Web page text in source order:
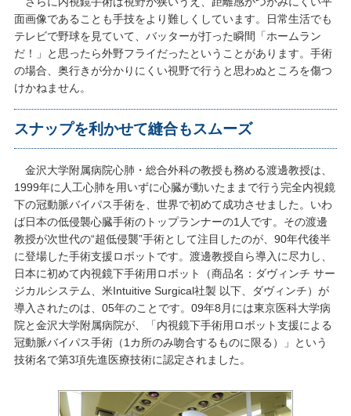
面画像であることも手技をより難しくしています。日常生活でも
テレビで野球を見ていて、バッターが打った瞬間「ホームラン
だ！」と思ったら外野フライだったということがあります。手術
の場合、奥行きが分かりにくい視野で行うと思わぬところを傷つ
けかねません。
スナップを利かせて縫合もスムーズ
金沢大学附属病院心肺・総合外科の教授も務める渡邊教授は、
1999年に人工心肺を用いずに心臓が動いたままで行う完全内視鏡
下の冠動脈バイパス手術を、世界で初めて成功させました。いわ
ば日本の低侵襲心臓手術のトップランナーの1人です。その渡邊
教授が次世代の“超低侵襲”手術として注目したのが、90年代後半
に登場した手術支援ロボットです。渡邊教授自ら導入に尽力し、
日本に初めて内視鏡下手術用ロボット（商品名：ダヴィンチ サー
ジカルシステム、米Intuitive Surgical社製 以下、ダヴィンチ）が
導入されたのは、05年のことです。09年8月には東京医科大学病
院と金沢大学附属病院が、「内視鏡下手術用ロボット支援による
冠動脈バイパス手術（1カ所のみ吻合するものに限る）」という
技術名で第3項先進医療技術に認定されました。